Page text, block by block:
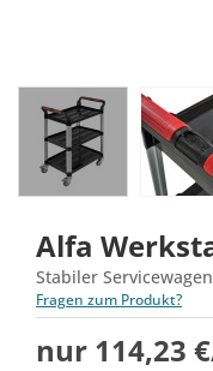
Alfa
Stabiler
Fragen zum Produkt?
nur 114,23